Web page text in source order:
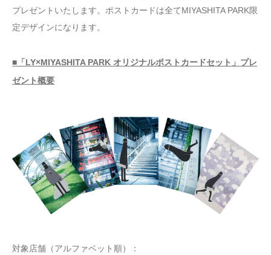
プレゼントいたします。ポストカードは全てMIYASHITA PARK限
定デザインになります。
■「LY×MIYASHITA PARK オリジナルポストカードセット」プレ
ゼント概要
対象店舗（アルファベット順）：